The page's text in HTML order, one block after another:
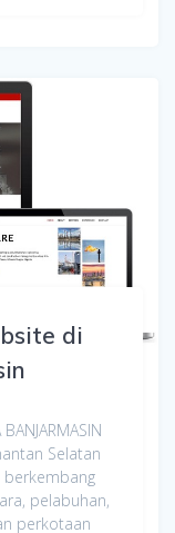
di
Selatan
pelabuhan,
perkotaan